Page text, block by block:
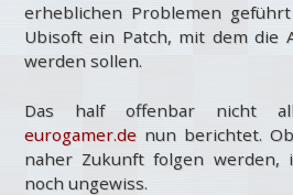
erheblichen Problemen
Ubisoft ein Patch, mit dem die
werden sollen.
Das half offenbar nicht
eurogamer.de nun berichtet.
naher Zukunft folgen werden,
noch ungewiss.